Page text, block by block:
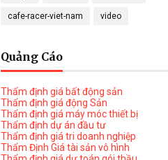
cafe-racer-viet-nam video
Quảng Cáo
Thẩm định giá bất động sản
Thẩm định giá động Sản
Thẩm định giá máy móc thiết bị
Thẩm định dự án đầu tư
Thẩm định giá tri doanh nghiệp
Thẩm Định Giá tài sản vô hình